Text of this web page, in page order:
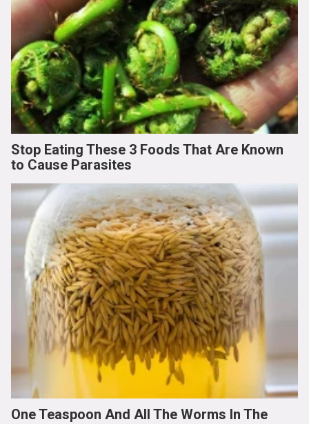
Stop Eating These 3 Foods That Are Known
to Cause Parasites
One Teaspoon And All The Worms In The